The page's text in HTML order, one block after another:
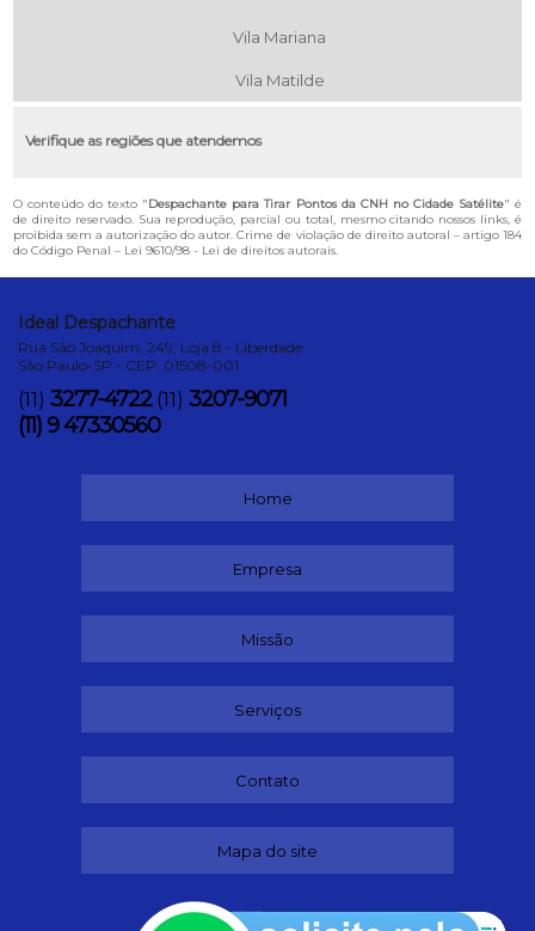
Vila Mariana
Vila Matilde
Verifique as regiões que atendemos
O conteúdo do texto "Despachante para Tirar Pontos da CNH no Cidade Satélite" é
de direito reservado. Sua reprodução, parcial ou total, mesmo citando nossos links, é
proibida sem a autorização do autor. Crime de violação de direito autoral – artigo 184
do Código Penal – Lei 9610/98 - Lei de direitos autorais.
Ideal Despachante
Rua São Joaquim, 249, Loja:8 - Liberdade
São Paulo-SP - CEP: 01508-001
(11) 3277-4722 (11) 3207-9071
(11) 9 47330560
Home
Empresa
Missão
Serviços
Contato
Mapa do site